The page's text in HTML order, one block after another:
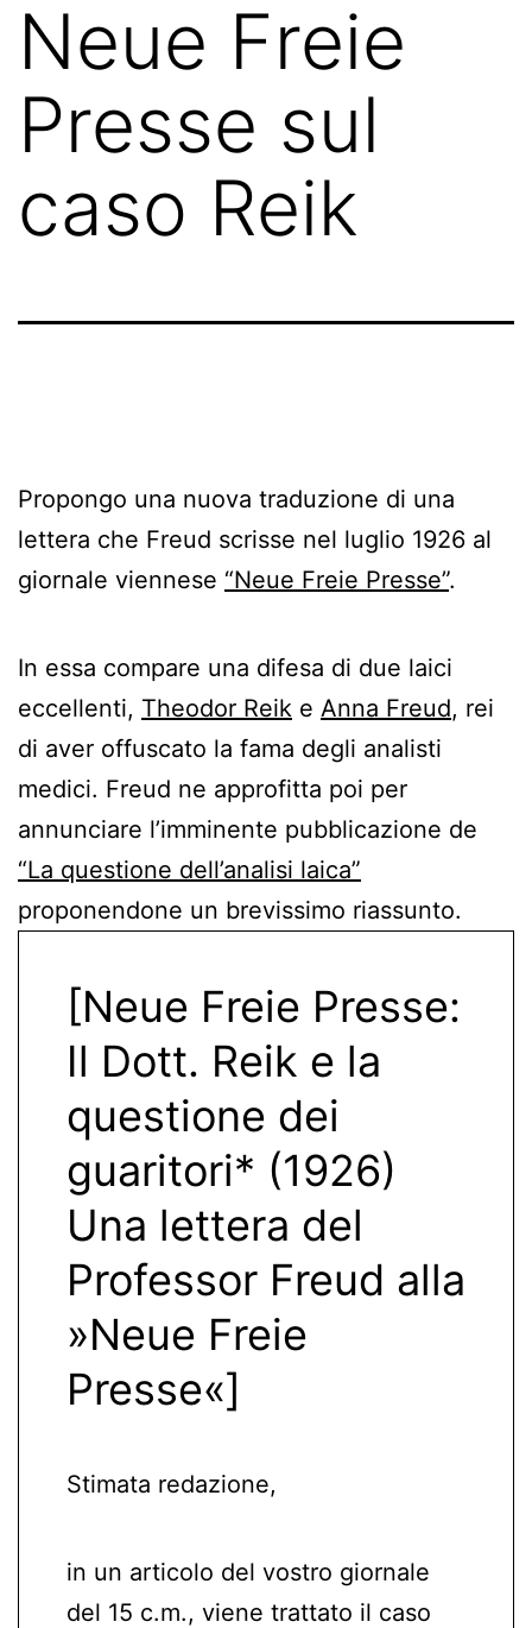
Neue Freie
Presse sul
caso Reik
Propongo una nuova traduzione di una
lettera che Freud scrisse nel luglio 1926 al
giornale viennese “Neue Freie Presse”.
In essa compare una difesa di due laici
eccellenti, Theodor Reik e Anna Freud, rei
di aver offuscato la fama degli analisti
medici. Freud ne approfitta poi per
annunciare l’imminente pubblicazione de
“La questione dell’analisi laica”
proponendone un brevissimo riassunto.
[Neue Freie Presse:
Il Dott. Reik e la
questione dei
guaritori* (1926)
Una lettera del
Professor Freud alla
»Neue Freie
Presse«]
Stimata redazione,
in un articolo del vostro giornale
del 15 c.m., viene trattato il caso